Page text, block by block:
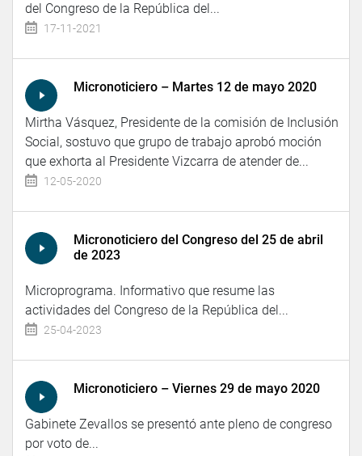
del Congreso de la República del...
17-11-2021
Micronoticiero – Martes 12 de mayo 2020
Mirtha Vásquez, Presidente de la comisión de Inclusión
Social, sostuvo que grupo de trabajo aprobó moción
que exhorta al Presidente Vizcarra de atender de...
12-05-2020
Micronoticiero del Congreso del 25 de abril
de 2023
Microprograma. Informativo que resume las
actividades del Congreso de la República del...
25-04-2023
Micronoticiero – Viernes 29 de mayo 2020
Gabinete Zevallos se presentó ante pleno de congreso
por voto de...